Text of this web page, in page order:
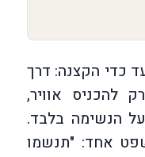
כדי הקצנה: דרך
אוויר,
הנשימה בלבד.
אחד: "תנשמו